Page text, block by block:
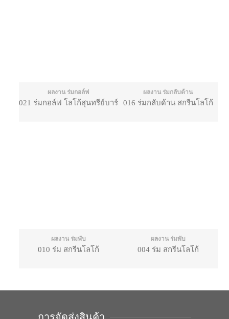
ผลงาน ร่มกอล์ฟ
021 ร่มกอล์ฟ โลโก้สุนทรีย์บาร์
ผลงาน ร่มกลับด้าน
016 ร่มกลับด้าน สกรีนโลโก้
ผลงาน ร่มพับ
010 ร่ม สกรีนโลโก้
ผลงาน ร่มพับ
004 ร่ม สกรีนโลโก้